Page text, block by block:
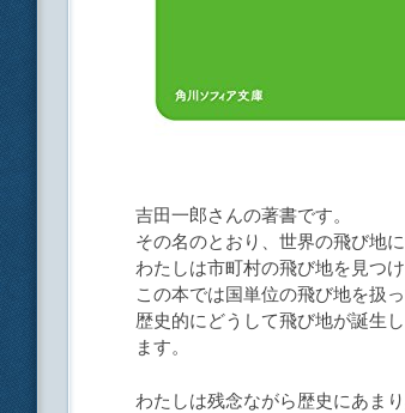
吉田一郎さんの著書です。
その名のとおり、世界の飛び地
わたしは市町村の飛び地を見つ
この本では国単位の飛び地を扱っ
歴史的にどうして飛び地が誕生
ます。
わたしは残念ながら歴史にあま